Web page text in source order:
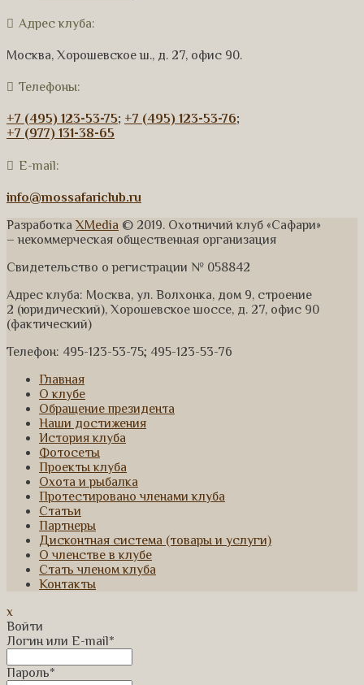
Адрес клуба:
Москва, Хорошевское ш., д. 27, офис 90.
Телефоны:
+7 (495) 123-53-75; +7 (495) 123-53-76;
+7 (977) 131-38-65
E-mail:
info@mossafariclub.ru
Разработка XMedia © 2019. Охотничий клуб «Сафари»
– некоммерческая общественная организация
Свидетельство о регистрации № 058842
Адрес клуба: Москва, ул. Волхонка, дом 9, строение
2 (юридический), Хорошевское шоссе, д. 27, офис 90
(фактический)
Телефон: 495-123-53-75; 495-123-53-76
Главная
О клубе
Обращение президента
Наши достижения
История клуба
Фотосеты
Проекты клуба
Охота и рыбалка
Протестировано членами клуба
Статьи
Партнеры
Дисконтная система (товары и услуги)
О членстве в клубе
Стать членом клуба
Контакты
x
Войти
Логин или E-mail*
Пароль*